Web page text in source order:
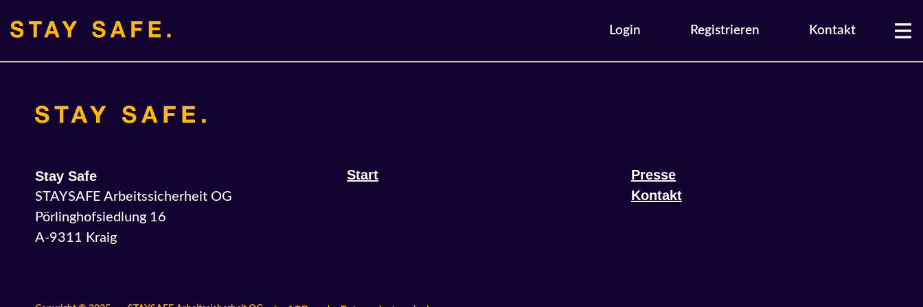
links
navigation
content
Login Registrieren Kontakt
Stay Safe
STAYSAFE Arbeitssicherheit OG
Pörlinghofsiedlung 16
A-9311 Kraig
Start
Presse
Kontakt